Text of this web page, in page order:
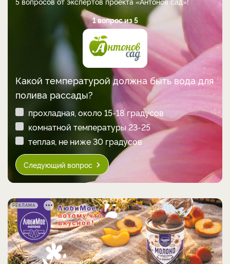
1 вопрос из 5
Какой температурой должна быть вода для
полива рассады?
прохладная, около 15-18 градусов
комнатной температуры 23-25
теплая, не ниже 30 градусов
Следующий вопрос
РЕКЛАМА